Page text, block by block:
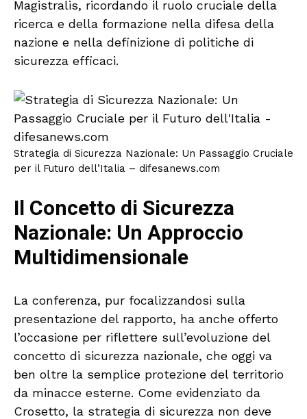
Magistralis, ricordando il ruolo cruciale della
ricerca e della formazione nella difesa della
nazione e nella definizione di politiche di
sicurezza efficaci.
Strategia di Sicurezza Nazionale: Un Passaggio Cruciale
per il Futuro dell’Italia – difesanews.com
Il Concetto di Sicurezza
Nazionale: Un Approccio
Multidimensionale
La conferenza, pur focalizzandosi sulla
presentazione del rapporto, ha anche offerto
l’occasione per riflettere sull’evoluzione del
concetto di sicurezza nazionale, che oggi va
ben oltre la semplice protezione del territorio
da minacce esterne. Come evidenziato da
Crosetto, la strategia di sicurezza non deve